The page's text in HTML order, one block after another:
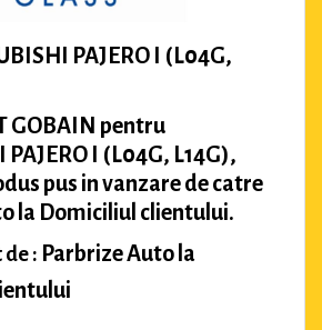
PAJERO I (L04G,
GOBAIN pentru
I (L04G, L14G),
pus in vanzare de catre
la Domiciliul clientului.
de : Parbrize Auto la